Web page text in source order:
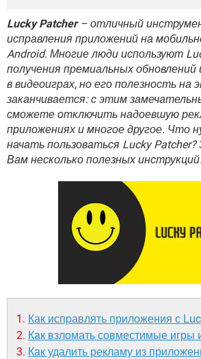
ВИДЕО GOOGLE
YANDEX
WINDOWS 10
GOOGLE
YANDEX
WHATSAPP
FACEBOOK ИГРЫ
WINDOWS 10
ВИДЕО GOOGLE
YANDEX
TIKTOK
FACEBOOK ИГРЫ
ВИДЕО GOOGLE
YANDEX
Lucky Patcher– отличный
исправления приложений на
Android. Многие люди используют
получения премиальных
в видеоиграх, но его полезность на
заканчивается: с этим
сможете отключить надоевшую
приложениях и многое другое. Что
начать пользоваться Lucky
Вам несколько полезных инструкций.
Как исправлять приложения с
Как взломать совместимые игры
Как удалить рекламу из